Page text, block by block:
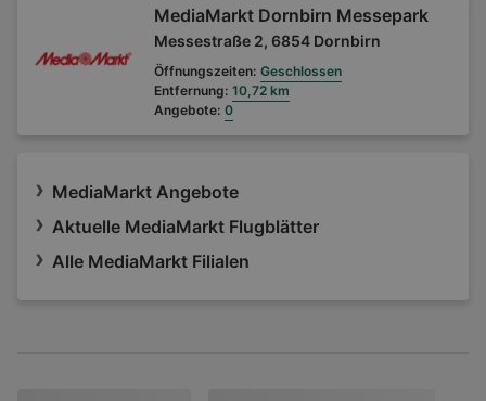
MediaMarkt Dornbirn Messepark
Messestraße 2, 6854 Dornbirn
Öffnungszeiten: Geschlossen
Entfernung: 10,72 km
Angebote: 0
MediaMarkt Angebote
Aktuelle MediaMarkt Flugblätter
Alle MediaMarkt Filialen